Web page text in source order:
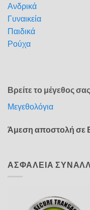
Ανδρικά
Γυναικεία
Παιδικά
Ρούχα
Βρείτε το μέγεθος σας
Μεγεθολόγια
Άμεση αποστολή σε
ΑΣΦΑΛΕΙΑ